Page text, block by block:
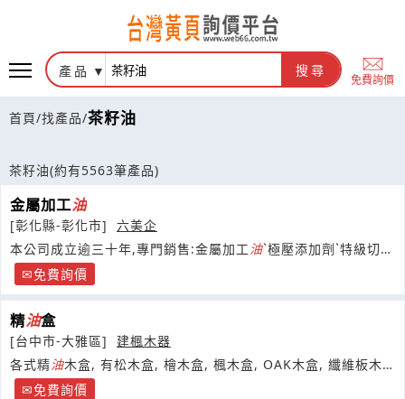
產品 搜尋
免費詢價
首頁/找產品/茶籽油
茶籽油(約有5563筆產品)
金屬加工油
[彰化縣-彰化市]
六美企
本公司成立逾三十年,專門銷售:金屬加工油ˋ極壓添加劑ˋ特級切研
削液ˋ強力攻牙
免費詢價
精油盒
[台中市-大雅區]
建楓木器
各式精油木盒, 有松木盒, 檜木盒, 楓木盒, OAK木盒, 纖維板木
盒, 加活動式格板, 都是按照所精
免費詢價